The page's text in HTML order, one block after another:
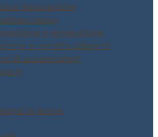
meccaniche
e produzione,
e vendita Alimenti
di acconciatori
in breve